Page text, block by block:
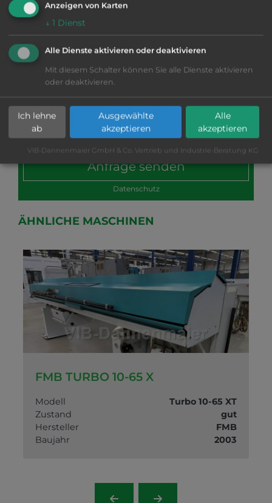
Anzeigen von Karten
↓ 1 Dienst
Alle Dienste aktivieren oder deaktivieren
Mit diesem Schalter können Sie alle Dienste aktivieren
oder deaktivieren.
Ich lehne
ab
Ausgewählte
akzeptieren
Alle
akzeptieren
VIB-Dannenmaier GmbH & Co. Vertrieb und Industrie-Beratung KG
Datenschutz
ÄHNLICHE MASCHINEN
FMB TURBO 10-65 X
Modell
Turbo 10-65 XT
Zustand
gut
Hersteller
FMB
Baujahr
2003